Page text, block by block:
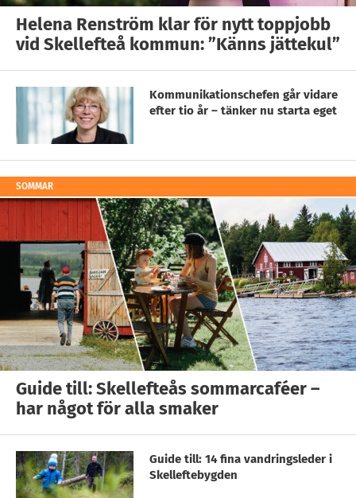
Helena Renström klar för nytt toppjobb
vid Skellefteå kommun: ”Känns jättekul”
Kommunikationschefen går vidare
efter tio år – tänker nu starta eget
SOMMAR
Guide till: Skellefteås sommarcaféer –
har något för alla smaker
Guide till: 14 fina vandringsleder i
Skelleftebygden